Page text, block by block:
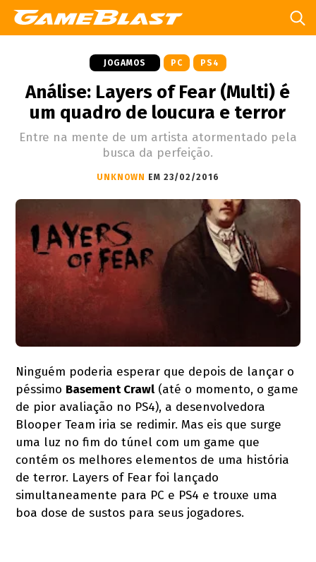
JOGAMOS PC PS4
Análise: Layers of Fear (Multi) é
um quadro de loucura e terror
Entre na mente de um artista atormentado pela
busca da perfeição.
UNKNOWN EM 23/02/2016
Ninguém poderia esperar que depois de lançar o
péssimo Basement Crawl (até o momento, o game
de pior avaliação no PS4), a desenvolvedora
Blooper Team iria se redimir. Mas eis que surge
uma luz no fim do túnel com um game que
contém os melhores elementos de uma história
de terror. Layers of Fear foi lançado
simultaneamente para PC e PS4 e trouxe uma
boa dose de sustos para seus jogadores.